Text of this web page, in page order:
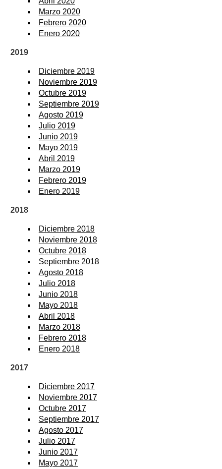
Marzo 2020
Febrero 2020
Enero 2020
2019
Diciembre 2019
Noviembre 2019
Octubre 2019
Septiembre 2019
Agosto 2019
Julio 2019
Junio 2019
Mayo 2019
Abril 2019
Marzo 2019
Febrero 2019
Enero 2019
2018
Diciembre 2018
Noviembre 2018
Octubre 2018
Septiembre 2018
Agosto 2018
Julio 2018
Junio 2018
Mayo 2018
Abril 2018
Marzo 2018
Febrero 2018
Enero 2018
2017
Diciembre 2017
Noviembre 2017
Octubre 2017
Septiembre 2017
Agosto 2017
Julio 2017
Junio 2017
Mayo 2017